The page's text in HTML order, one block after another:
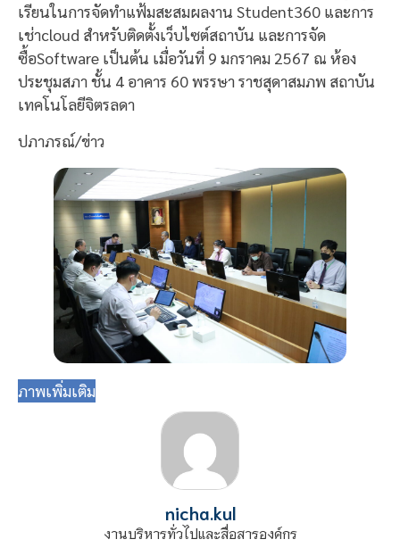
เรียนในการจัดทำแฟ้มสะสมผลงาน Student360 และการ
เช่าcloud สำหรับติดตั้งเว็บไซต์สถาบัน และการจัด
ซื้อSoftware เป็นต้น เมื่อวันที่ 9 มกราคม 2567 ณ ห้อง
ประชุมสภา ชั้น 4 อาคาร 60 พรรษา ราชสุดาสมภพ สถาบัน
เทคโนโลยีจิตรลดา
ปภาภรณ์/ข่าว
ภาพเพิ่มเติม
nicha.kul
งานบริหารทั่วไปและสื่อสารองค์กร